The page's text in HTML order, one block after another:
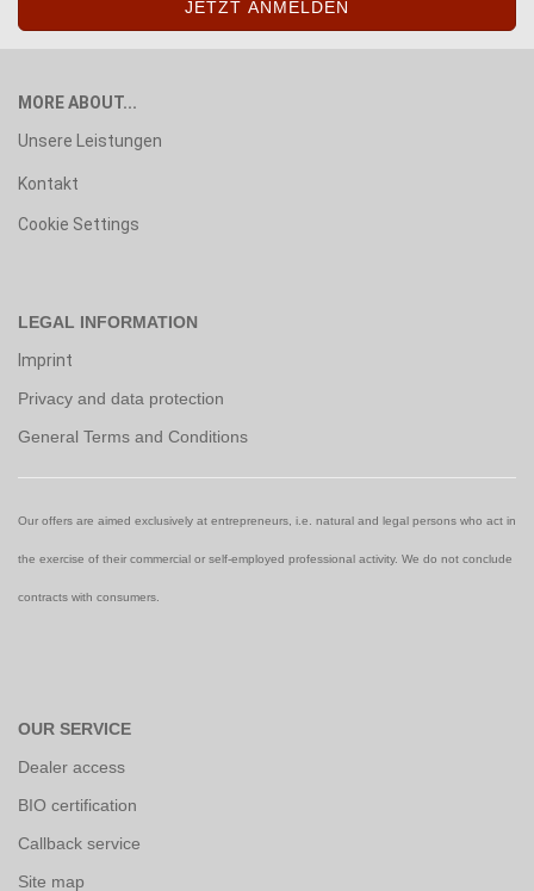
MORE ABOUT...
Unsere Leistungen
Kontakt
Cookie Settings
LEGAL INFORMATION
Imprint
Privacy and data protection
General Terms and Conditions
Our offers are aimed exclusively at entrepreneurs, i.e. natural and legal persons who act in
the exercise of their commercial or self-employed professional activity. We do not conclude
contracts with consumers.
OUR SERVICE
Dealer access
BIO certification
Callback service
Site map